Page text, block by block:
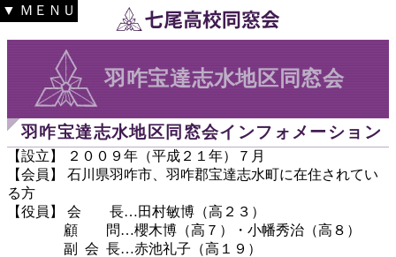
▼ ＭＥＮＵ
羽咋宝達志水地区同窓会
羽咋宝達志水地区同窓会インフォメーション
【設立】 ２００９年（平成２１年）７月
【会員】 石川県羽咋市、羽咋郡宝達志水町に在住されてい
る方
【役員】 会 長…田村敏博（高２３）
顧 問…櫻木博（高７）・小幡秀治（高８）
副 会 長…赤池礼子（高１９）